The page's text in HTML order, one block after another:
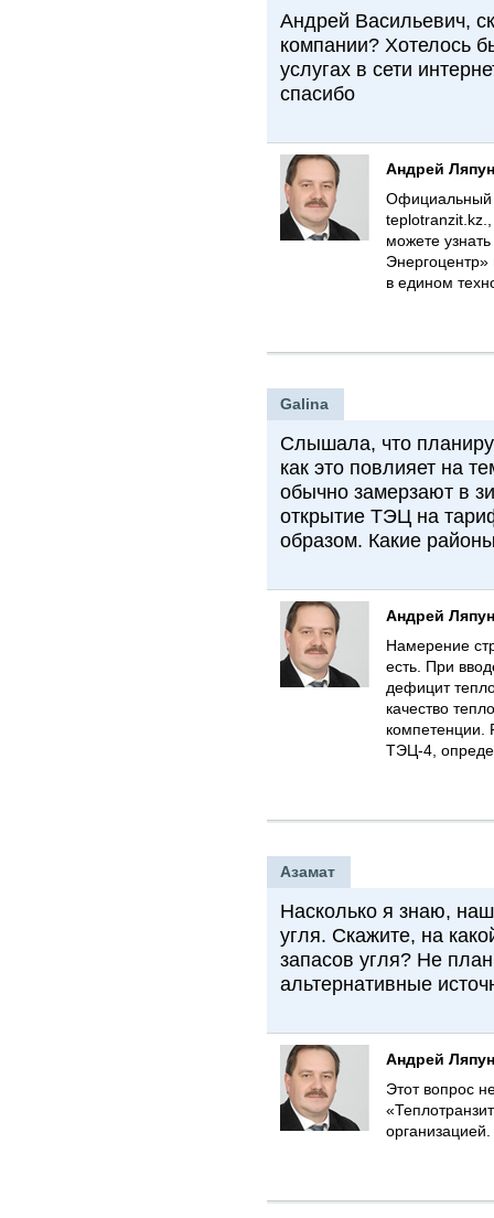
Андрей Васильевич,
компании? Хотелось
услугах в сети
спасибо
Андрей
Официальный
можете
в едином
Galina
Слышала, что
как это повлияет на
обычно замерзают в
открытие ТЭЦ на
образом. Какие
Андрей
Намерение
есть. При
дефицит
качество
компетенции.
ТЭЦ-4,
Азамат
Насколько я знаю,
угля. Скажите, на
запасов угля? Не
альтернативные
Андрей
Этот вопрос
организацией.